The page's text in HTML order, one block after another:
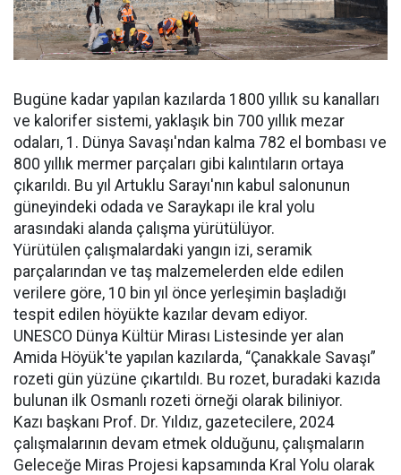
Bugüne kadar yapılan kazılarda 1800 yıllık su kanalları
ve kalorifer sistemi, yaklaşık bin 700 yıllık mezar
odaları, 1. Dünya Savaşı'ndan kalma 782 el bombası ve
800 yıllık mermer parçaları gibi kalıntıların ortaya
çıkarıldı. Bu yıl Artuklu Sarayı'nın kabul salonunun
güneyindeki odada ve Saraykapı ile kral yolu
arasındaki alanda çalışma yürütülüyor.
Yürütülen çalışmalardaki yangın izi, seramik
parçalarından ve taş malzemelerden elde edilen
verilere göre, 10 bin yıl önce yerleşimin başladığı
tespit edilen höyükte kazılar devam ediyor.
UNESCO Dünya Kültür Mirası Listesinde yer alan
Amida Höyük'te yapılan kazılarda, “Çanakkale Savaşı”
rozeti gün yüzüne çıkartıldı. Bu rozet, buradaki kazıda
bulunan ilk Osmanlı rozeti örneği olarak biliniyor.
Kazı başkanı Prof. Dr. Yıldız, gazetecilere, 2024
çalışmalarının devam etmek olduğunu, çalışmaların
Geleceğe Miras Projesi kapsamında Kral Yolu olarak